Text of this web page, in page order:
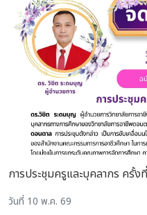
การประชุมครูและบุคลากร ครั้
วันที่ 10 พ.ค. 69